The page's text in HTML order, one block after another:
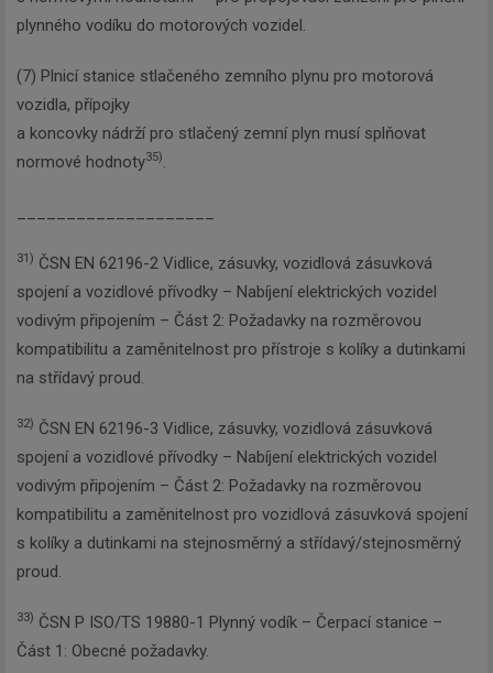
plynného vodíku do motorových vozidel.
(7) Plnicí stanice stlačeného zemního plynu pro motorová
vozidla, přípojky
a koncovky nádrží pro stlačený zemní plyn musí splňovat
normové hodnoty35).
31) ČSN EN 62196-2 Vidlice, zásuvky, vozidlová zásuvková
spojení a vozidlové přívodky – Nabíjení elektrických vozidel
vodivým připojením – Část 2: Požadavky na rozměrovou
kompatibilitu a zaměnitelnost pro přístroje s kolíky a dutinkami
na střídavý proud.
32) ČSN EN 62196-3 Vidlice, zásuvky, vozidlová zásuvková
spojení a vozidlové přívodky – Nabíjení elektrických vozidel
vodivým připojením – Část 2: Požadavky na rozměrovou
kompatibilitu a zaměnitelnost pro vozidlová zásuvková spojení
s kolíky a dutinkami na stejnosměrný a střídavý/stejnosměrný
proud.
33) ČSN P ISO/TS 19880-1 Plynný vodík – Čerpací stanice –
Část 1: Obecné požadavky.